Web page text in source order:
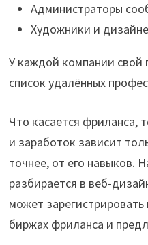
Администраторы
Художники и
У каждой компании свой
список удалённых
Что касается фриланса,
и заработок зависит
точнее, от его навыков.
разбирается в веб-
может
биржах фриланса и